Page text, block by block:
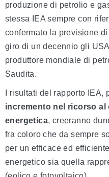
produzione di petrolio e
stessa IEA sempre con
confermato la previsione
giro di un decennio gli
produttore mondiale di
Saudita.
I risultati del rapporto
incremento nel ricorso al
energetica, creeranno
fra coloro che da sempre
per un efficace ed
energetico sia quella